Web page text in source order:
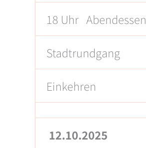
18 Uhr Abendessen
Stadtrundgang
Einkehren
12.10.2025